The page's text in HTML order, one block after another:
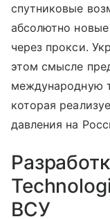
спутниковые
абсолютно
через прокси.
этом смысле
международную
которая
давления на
ВСУ